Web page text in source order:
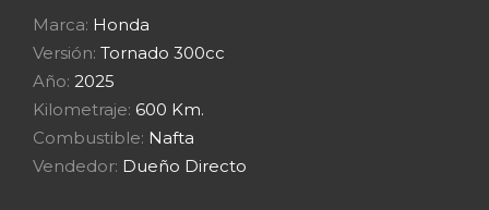
Marca: Honda
Versión: Tornado 300cc
Año: 2025
Kilometraje: 600 Km.
Combustible: Nafta
Vendedor: Dueño Directo